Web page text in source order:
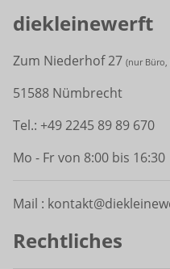
diekleinewerft
Zum Niederhof 27 (nur Büro,
51588 Nümbrecht
Tel.: +49 2245 89 89 670
Mo - Fr von 8:00 bis 16:30
Mail :
Rechtliches